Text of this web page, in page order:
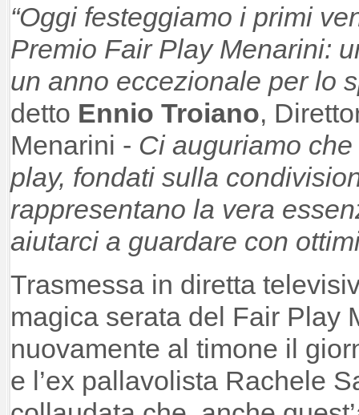
“Oggi festeggiamo i primi
Premio Fair Play Menarini:
un anno eccezionale per lo
detto Ennio Troiano,
Menarini - Ci auguriamo
play, fondati sulla
rappresentano la vera
aiutarci a guardare con
Trasmessa in diretta
magica serata del Fair Play
nuovamente al timone il
e l’ex pallavolista Rachele